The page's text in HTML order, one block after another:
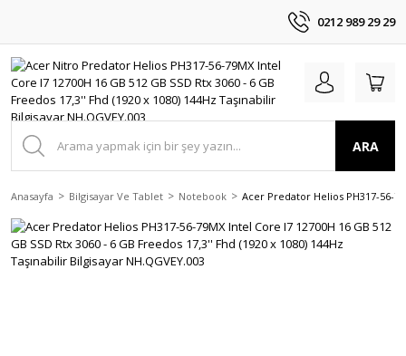
0212 989 29 29
ARA
Anasayfa Bilgisayar Ve Tablet Notebook Acer Predator Helios PH317-56-